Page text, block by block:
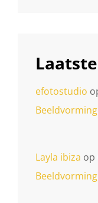
efotostudio
Layla ibiza op